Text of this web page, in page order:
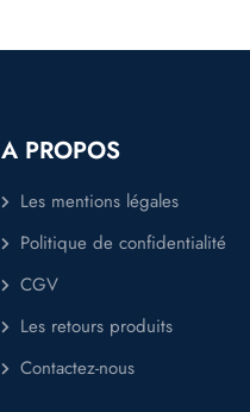
A PROPOS
Les mentions légales
Politique de confidentialité
CGV
Les retours produits
Contactez-nous